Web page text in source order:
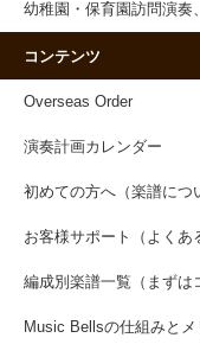
幼稚園・保育園訪問演奏
コンテンツ
Overseas Order
演奏計画カレンダー
初めての方へ（楽譜につ
お客様サポート（よくあ
編成別楽譜一覧（まずは
Music Bellsの仕組みとメ